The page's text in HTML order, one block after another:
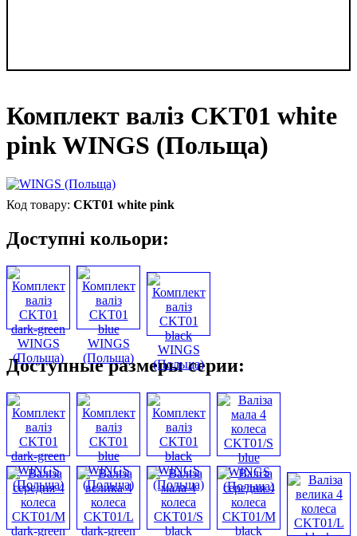
Комплект валіз CKT01 white
pink WINGS (Польща)
CKT01 white pink
Доступні кольори:
Доступные размеры серии: